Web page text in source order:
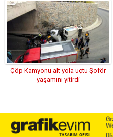
Çöp Kamyonu alt yola uçtu Şoför
yaşamını yitirdi